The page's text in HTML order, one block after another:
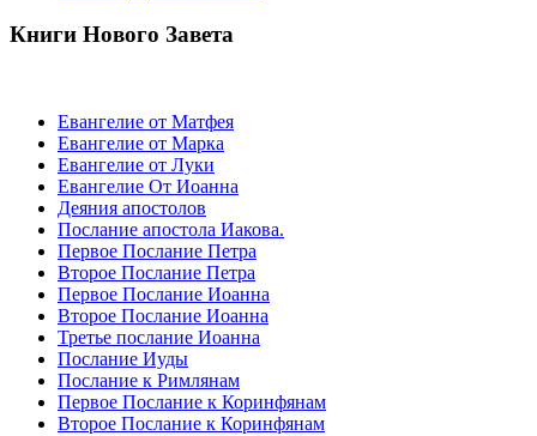
Книги Нового Завета
Евангелие от Матфея
Евангелие от Марка
Евангелие от Луки
Евангелие От Иоанна
Деяния апостолов
Послание апостола Иакова.
Первое Послание Петра
Второе Послание Петра
Первое Послание Иоанна
Второе Послание Иоанна
Третье послание Иоанна
Послание Иуды
Послание к Римлянам
Первое Послание к Коринфянам
Второе Послание к Коринфянам